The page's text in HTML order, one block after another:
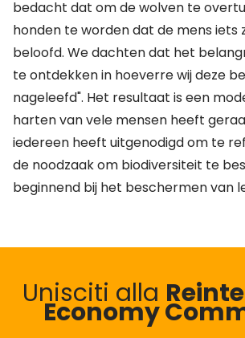
bedacht dat om de wolven te
honden te worden dat de mens iets
beloofd. We dachten dat het
te ontdekken in hoeverre wij deze
nageleefd". Het resultaat is een
harten van vele mensen heeft
iedereen heeft uitgenodigd om te
de noodzaak om biodiversiteit te
beginnend bij het beschermen van
Unisciti alla
Economy